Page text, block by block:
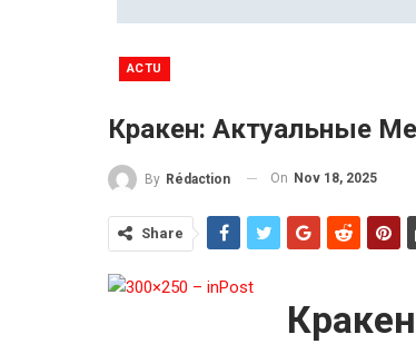
ACTU
Кракен: Актуальные
By Rédaction On Nov 18, 2025
Share